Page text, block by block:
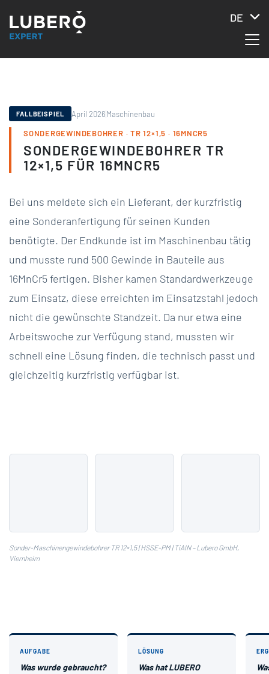
DE
FALLBEISPIEL April 2026Maschinenbau
SONDERGEWINDEBOHRER · TR 12×1,5 · 16MNCR5
SONDERGEWINDEBOHRER TR
12×1,5 FÜR 16MNCR5
Bei uns meldete sich ein Lieferant, der kurzfristig
eine Sonderanfertigung für seinen Kunden
benötigte. Der Endkunde ist im Maschinenbau tätig
und musste rund 500 Gewinde in Bauteile aus
16MnCr5 fertigen. Bisher kamen Standardwerkzeuge
zum Einsatz, diese erreichten im Einsatzstahl jedoch
nicht die gewünschte Standzeit. Da nur etwa eine
Arbeitswoche zur Verfügung stand, mussten wir
schnell eine Lösung finden, die technisch passt und
gleichzeitig kurzfristig verfügbar ist.
Sonder-Maschinengewindebohrer TR 12×1,5 | HSSE-PM | TiAlN – Lubero GmbH,
Viernheim
AUFGABE
Was wurde gebraucht?
LÖSUNG
Was hat LUBERO